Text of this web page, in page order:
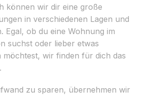
können wir dir eine große
in verschiedenen Lagen und
Egal, ob du eine Wohnung im
suchst oder lieber etwas
wir finden für dich das
zu sparen, übernehmen wir